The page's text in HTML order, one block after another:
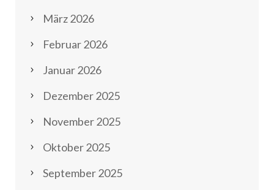
März 2026
Februar 2026
Januar 2026
Dezember 2025
November 2025
Oktober 2025
September 2025